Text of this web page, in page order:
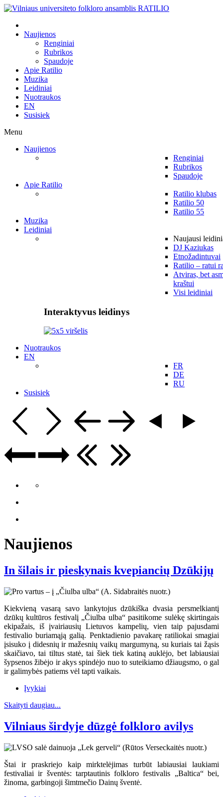
Naujienos
Renginiai
Rubrikos
Spaudoje
Apie Ratilio
Muzika
Leidiniai
Nuotraukos
EN
Susisiek
Menu
Naujienos
Renginiai
Rubrikos
Spaudoje
Apie Ratilio
Ratilio klubas
Ratilio 50
Ratilio 55
Muzika
Leidiniai
Naujausi
DJ Kaziukas
Etnožadintuvai
Ratilio – ratui
Atviras, bet
kraštui
Visi leidiniai
Interaktyvus leidinys
Nuotraukos
EN
FR
DE
RU
Susisiek
Naujienos
In šilais ir pieskynais kvepiancių Dzūkijų
Kiekvieną vasarą savo lankytojus dzūkiška dvasia persmelkiantį
dzūkų kultūros festivalį „Čiulba ulba“ pasitikome sulėkę skirtingais
ekipažais, iš įvairiausių Lietuvos kampelių, vien taip pajusdami
festivalio buriamąją galią. Penktadienio pavakarę ratiliokai smagiai
įsisuko į didesnių ir mažesnių vaikų margumyną, su kuriais tai žąsis
skaičiavo, tai tiltus statė, tai šiek tiek katiną auklėjo, bet labiausiai
šypsenos žibėjo ir akys spindėjo nuo to suteikiamo džiaugsmo, o gal
ir galimybės patiems vėl tapti vaikais.
Įvykiai
Skaityti daugiau...
Vilniaus širdyje dūzgė folkloro avilys
Štai ir praskriejo kaip mirktelėjimas turbūt labiausiai laukiami
festivaliai ir šventės: tarptautinis folkloro festivalis „Baltica“ bei,
žinoma, garbingoji šimtmečio Dainų šventė.